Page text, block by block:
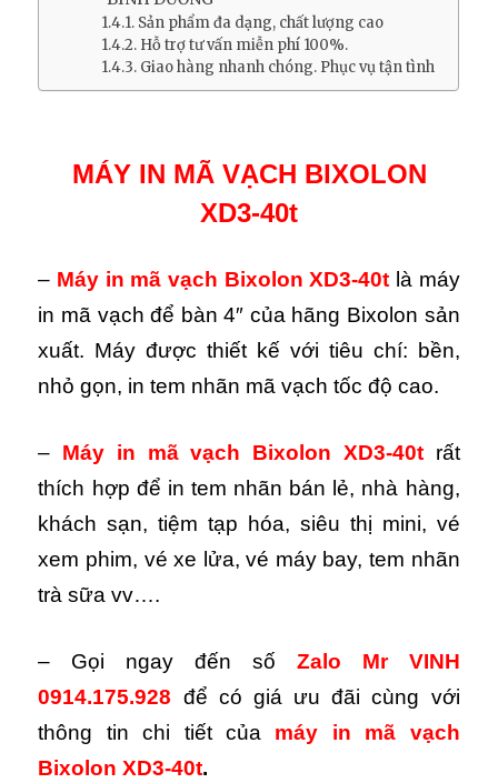
Sản phẩm đa dạng, chất lượng cao
Hỗ trợ tư vấn miễn phí 100%.
Giao hàng nhanh chóng. Phục vụ tận tình
MÁY IN MÃ VẠCH BIXOLON
XD3-40t
– Máy in mã vạch Bixolon XD3-40t là máy
in mã vạch để bàn 4″ của hãng Bixolon sản
xuất. Máy được thiết kế với tiêu chí: bền,
nhỏ gọn, in tem nhãn mã vạch tốc độ cao.
– Máy in mã vạch Bixolon XD3-40trất
thích hợp để in tem nhãn bán lẻ, nhà hàng,
khách sạn, tiệm tạp hóa, siêu thị mini, vé
xem phim, vé xe lửa, vé máy bay, tem nhãn
trà sữa vv….
– Gọi ngay đến số Zalo
Mr VINH
0914.175.928 để có giá ưu đãi cùng với
thông tin chi tiết của máy in mã vạch
Bixolon XD3-40t.